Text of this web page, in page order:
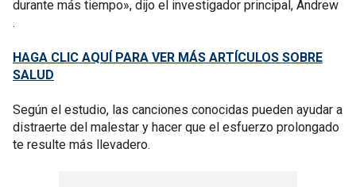
durante más tiempo», dijo el investigador principal, Andrew
.
HAGA CLIC AQUÍ PARA VER MÁS ARTÍCULOS SOBRE
SALUD
Según el estudio, las canciones conocidas pueden ayudar a
distraerte del malestar y hacer que el esfuerzo prolongado
te resulte más llevadero.